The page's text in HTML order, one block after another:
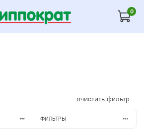
0
очистить фильтр
ФИЛЬТРЫ